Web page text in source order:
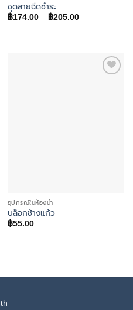
ชุดสายฉีดชำระ
฿174.00 – ฿205.00Price
อุปกรณ์ในห้องน้ำ
บล็อกช้างแก้ว
฿55.00